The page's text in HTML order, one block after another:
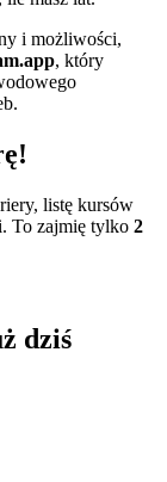
i możliwości,
, który
listę kursów
To zajmię tylko 2
dziś